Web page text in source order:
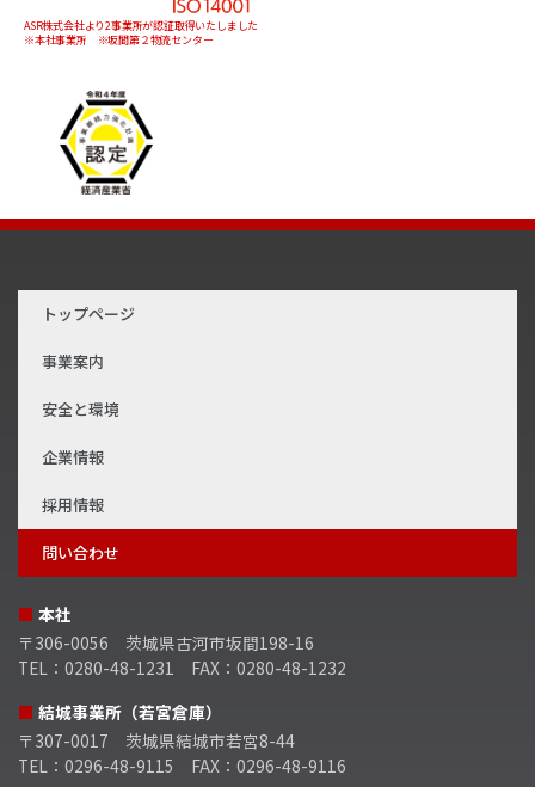
ASR株式会社より2事業所が認証取得いたしました
※本社事業所 ※坂間第２物流センター
トップページ
事業案内
安全と環境
企業情報
採用情報
問い合わせ
■ 本社
〒306-0056 茨城県古河市坂間198-16
TEL：0280-48-1231 FAX：0280-48-1232
■ 結城事業所（若宮倉庫）
〒307-0017 茨城県結城市若宮8-44
TEL：0296-48-9115 FAX：0296-48-9116